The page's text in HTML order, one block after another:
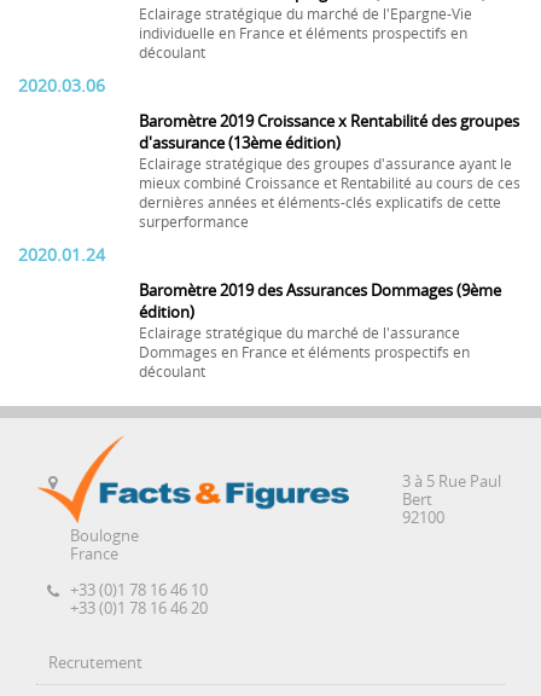
Eclairage stratégique du marché de l'Epargne-Vie
individuelle en France et éléments prospectifs en
découlant
2020.03.06
Baromètre 2019 Croissance x Rentabilité des groupes
d'assurance (13ème édition)
Eclairage stratégique des groupes d'assurance ayant le
mieux combiné Croissance et Rentabilité au cours de ces
dernières années et éléments-clés explicatifs de cette
surperformance
2020.01.24
Baromètre 2019 des Assurances Dommages (9ème
édition)
Eclairage stratégique du marché de l'assurance
Dommages en France et éléments prospectifs en
découlant
3 à 5 Rue Paul
Bert
92100
Boulogne
France
+33 (0)1 78 16 46 10
+33 (0)1 78 16 46 20
Recrutement